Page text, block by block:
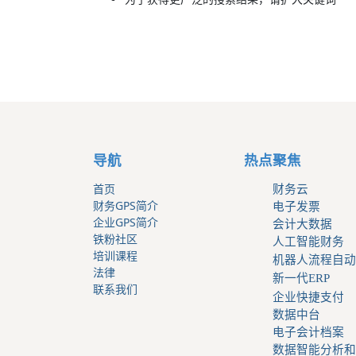
导航
首页
财务GPS简介
企业GPS简介
铁粉社区
培训课程
法律
联系我们
热点聚焦
财务云
电子发票
会计大数据
人工智能财务
机器人流程自
新一代ERP
企业快捷支付
数据中台
电子会计档案
数据智能分析